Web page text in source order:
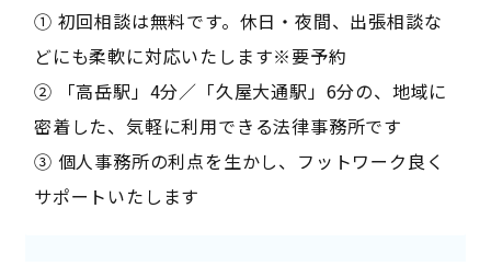
① 初回相談は無料です。休日・夜間、出張相談な
どにも柔軟に対応いたします※要予約
② 「高岳駅」4分／「久屋大通駅」6分の、地域に
密着した、気軽に利用できる法律事務所です
③ 個人事務所の利点を生かし、フットワーク良く
サポートいたします